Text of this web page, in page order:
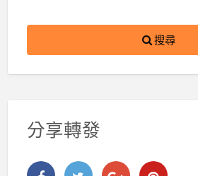
搜尋
分享轉發